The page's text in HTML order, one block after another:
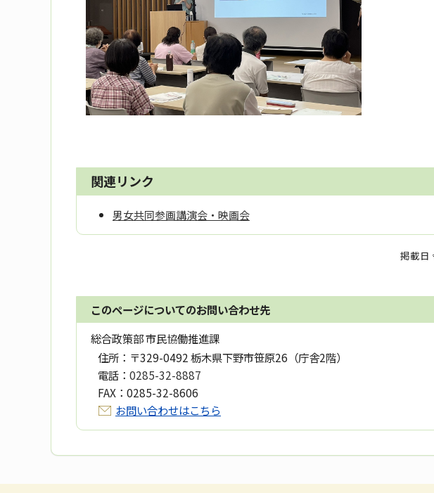
関連リンク
男女共同参画講演会・映画会
掲載日
このページについてのお問い合わせ先
総合政策部 市民協働推進課
住所： 〒329-0492 栃木県下野市笹原26（庁舎2階）
電話： 0285-32-8887
FAX： 0285-32-8606
お問い合わせはこちら